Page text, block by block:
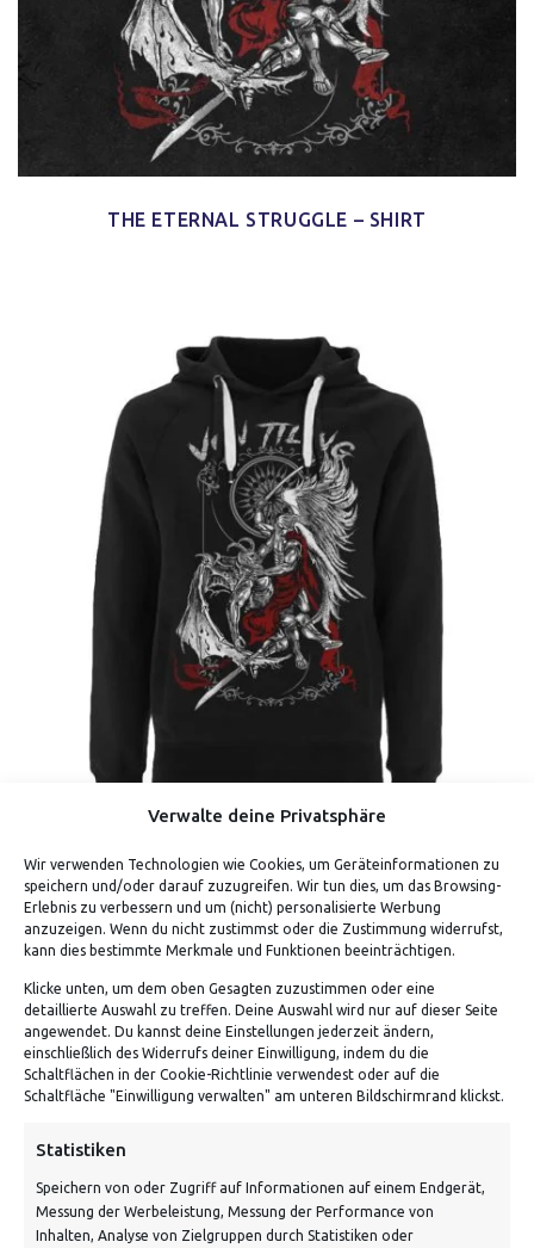
Verwalte deine Privatsphäre
Wir verwenden Technologien wie Cookies, um Geräteinformationen zu
speichern und/oder darauf zuzugreifen. Wir tun dies, um das Browsing-
Erlebnis zu verbessern und um (nicht) personalisierte Werbung
anzuzeigen. Wenn du nicht zustimmst oder die Zustimmung widerrufst,
kann dies bestimmte Merkmale und Funktionen beeinträchtigen.
Klicke unten, um dem oben Gesagten zuzustimmen oder eine
detaillierte Auswahl zu treffen. Deine Auswahl wird nur auf dieser Seite
angewendet. Du kannst deine Einstellungen jederzeit ändern,
einschließlich des Widerrufs deiner Einwilligung, indem du die
Schaltflächen in der Cookie-Richtlinie verwendest oder auf die
Schaltfläche "Einwilligung verwalten" am unteren Bildschirmrand klickst.
Statistiken
Speichern von oder Zugriff auf Informationen auf einem Endgerät,
Messung der Werbeleistung, Messung der Performance von
Inhalten, Analyse von Zielgruppen durch Statistiken oder
THE ETERNAL STRUGGLE – SHIRT
THE ETERNAL STRUGGLE (HOODIE / ZIPPER)
ADRESSE
Von Tiling GmbH
Bahnhofstraße 3, 06268 Nemsdorf-Göhrendorf